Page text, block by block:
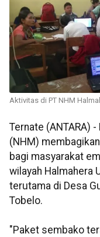
Aktivitas di PT NHM
Ternate (ANTARA)
(NHM)
bagi masyarakat
wilayah Halmahera
terutama di Desa
Tobelo.
"Paket sembako